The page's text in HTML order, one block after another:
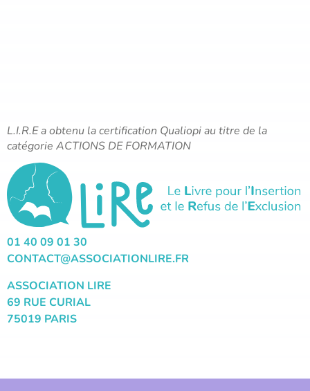
L.I.R.E a obtenu la certification Qualiopi au titre de la
catégorie ACTIONS DE FORMATION
01 40 09 01 30
CONTACT@ASSOCIATIONLIRE.FR
ASSOCIATION LIRE
69 RUE CURIAL
75019 PARIS